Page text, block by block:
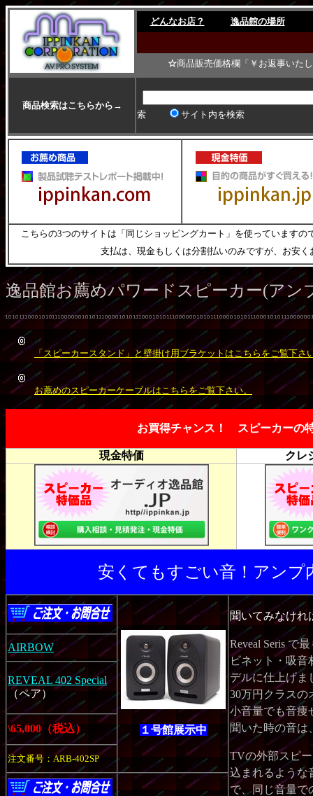
どんなお店？ 逸品館の場所
☆商品販売価格欄「￥お返事いた
商品検索はこちらから→
索
サイト内を検索
こちらの3つのサイトは「同じショッピングカート」を使っています
支払は、現金もしくは分割払いのみですが、お安
RCF Musikelectronic Tannoy KRF パワードスピーカー 販売 価格 音質
逸品館お薦めパワードスピーカー(アン
「スピーカースタンド」と壁掛け用ブラケットはこちらをご覧下さ
お薦めのスピーカーケーブルはこちらをご覧下さい。
お買得チャンス！ スピーカーの
現金特価 クレ
安くてもすごい音！アン
１号館展示中
聞いてみなけれ
Reveal Seris で
ビネット・吸音
デルに仕上げま
30万円クラスの
小音量でも音痩
聞いた時の音は
TVの外部スピ
込まれるような
で、同じ音量で
AIRBOW
REVEAL 402 Special
（ペア）
\65,000（税込）
注文番号：ARB-402SP